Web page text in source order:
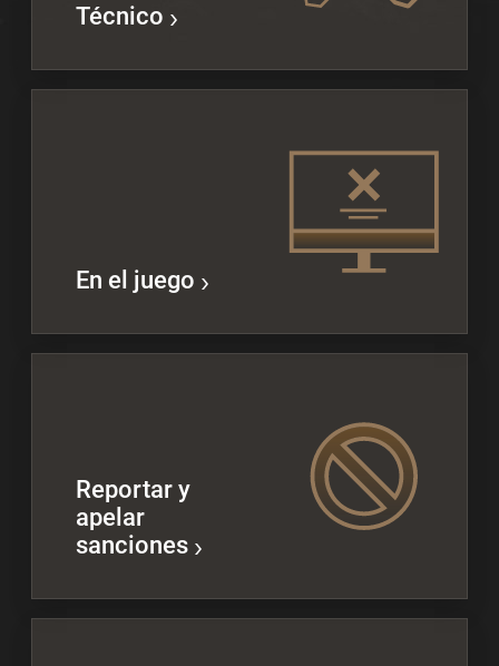
Técnico
En el juego
Reportar y
apelar
sanciones